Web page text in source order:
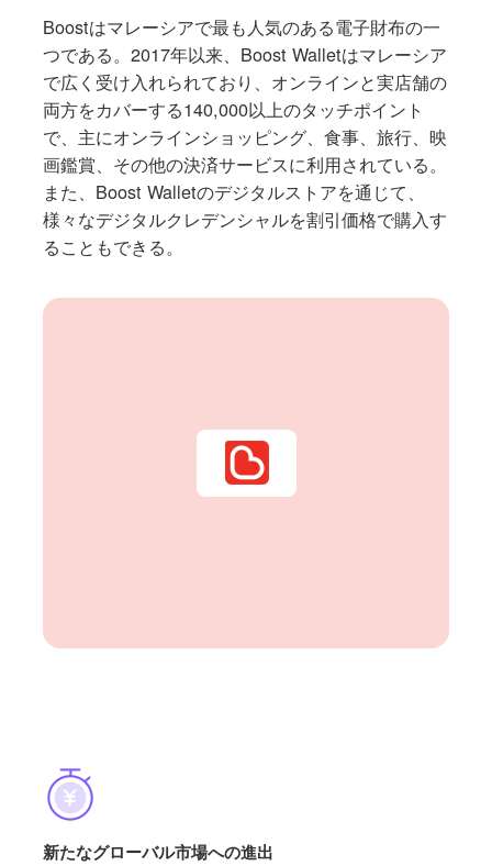
Boostはマレーシアで最も人気のある電子財布の一
つである。2017年以来、Boost Walletはマレーシア
で広く受け入れられており、オンラインと実店舗の
両方をカバーする140,000以上のタッチポイント
で、主にオンラインショッピング、食事、旅行、映
画鑑賞、その他の決済サービスに利用されている。
また、Boost Walletのデジタルストアを通じて、
様々なデジタルクレデンシャルを割引価格で購入す
ることもできる。
新たなグローバル市場への進出